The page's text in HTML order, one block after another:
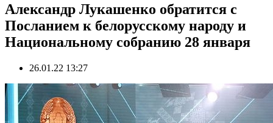
Александр Лукашенко обратится с
Посланием к белорусскому народу и
Национальному собранию 28 января
26.01.22 13:27